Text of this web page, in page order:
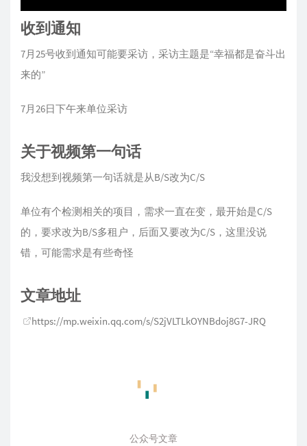
收到通知
7月25号收到通知可能要采访，采访主题是“幸福都是奋斗出
来的”
7月26日下午来单位采访
关于视频第一句话
我没想到视频第一句话就是从B/S改为C/S
单位有个检测相关的项目，需求一直在变，最开始是C/S
的，要求改为B/S多租户，后面又要改为C/S，这里没说
错，可能需求是有些奇怪
文章地址
https://mp.weixin.qq.com/s/S2jVLTLkOYNBdoj8G7-JRQ
公众号文章